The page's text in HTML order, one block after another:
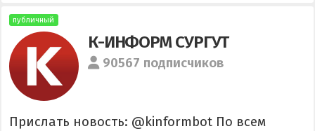
публичный
К-ИНФОРМ СУРГУТ
90567 подписчиков
Прислать новость: @kinformbot По всем